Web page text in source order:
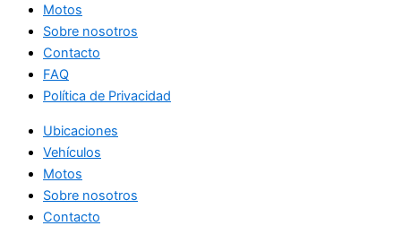
Motos
Sobre nosotros
Contacto
FAQ
Política de Privacidad
Ubicaciones
Vehículos
Motos
Sobre nosotros
Contacto